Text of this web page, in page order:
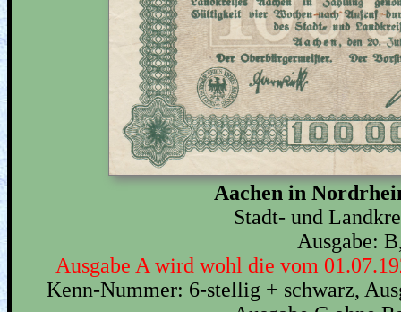
Aachen in
Stadt- und
Ausgabe:
Ausgabe A wird wohl die vom
Kenn-Nummer: 6-stellig + schwarz,